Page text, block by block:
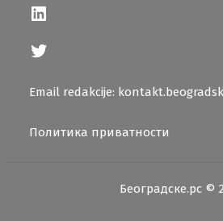
LinkedIn
Twitter
Email redakcije:
Политика приватности
Београдске.рс ©